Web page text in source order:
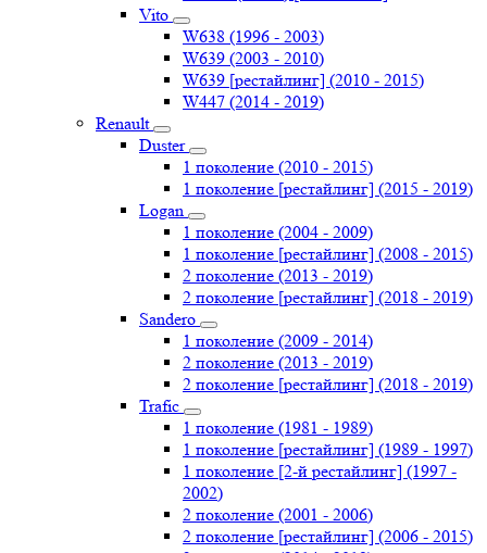
Vito
W638 (1996 - 2003)
W639 (2003 - 2010)
W639 [рестайлинг] (2010 - 2015)
W447 (2014 - 2019)
Renault
Duster
1 поколение (2010 - 2015)
1 поколение [рестайлинг] (2015 - 2019)
Logan
1 поколение (2004 - 2009)
1 поколение [рестайлинг] (2008 - 2015)
2 поколение (2013 - 2019)
2 поколение [рестайлинг] (2018 - 2019)
Sandero
1 поколение (2009 - 2014)
2 поколение (2013 - 2019)
2 поколение [рестайлинг] (2018 - 2019)
Trafic
1 поколение (1981 - 1989)
1 поколение [рестайлинг] (1989 - 1997)
1 поколение [2-й рестайлинг] (1997 -
2002)
2 поколение (2001 - 2006)
2 поколение [рестайлинг] (2006 - 2015)